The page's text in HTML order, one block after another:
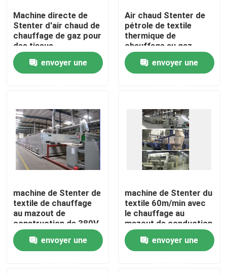
Produits
Au sujet de nous
Contrôle de qualité
Contactez-nous
nouvelles
Demandez une citation
Machine directe de
Stenter d'air chaud de
chauffage de gaz pour
des tissus
envoyer une
Air chaud Stenter de
pétrole de textile
thermique de
chauffage au gaz
envoyer une
machine de Stenter de
textile de chauffage
au mazout de
construction de 380V
220V
envoyer une
machine de Stenter du
textile 60m/min avec
le chauffage au
mazout de conduction
envoyer une